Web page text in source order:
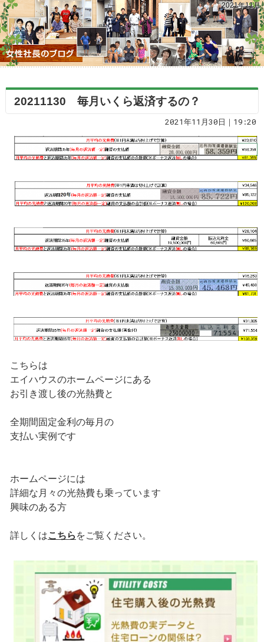
2021年11月
20211130 毎月いくら返済するの？
2021年11月30日｜19:20
こちらは
エイハウスのホームページにある
お引き渡し後の光熱費と
全期間固定金利の毎月の
支払い実例です
ホームページには
詳細な月々の光熱費も乗っています
興味のある方
詳しくはこちら をご覧ください。